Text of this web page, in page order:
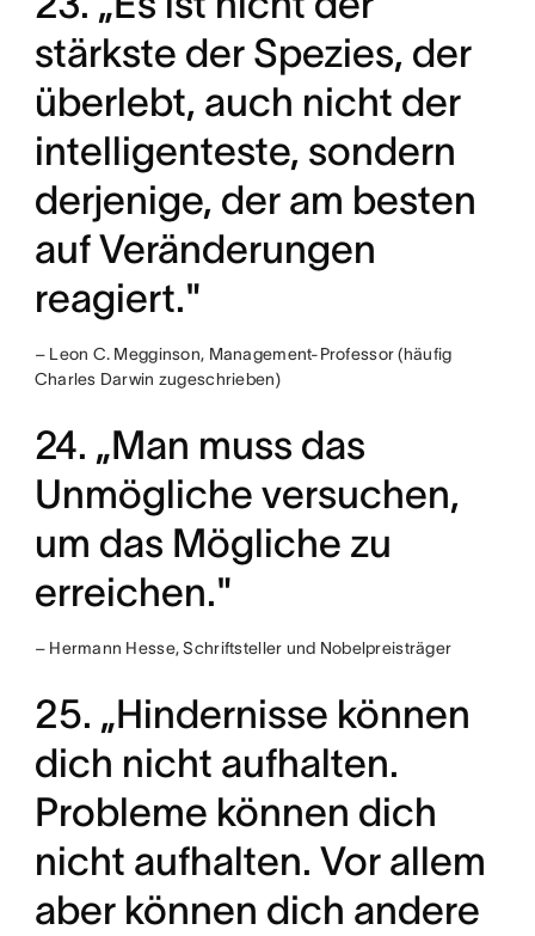
stärkste der Spezies, der
überlebt, auch nicht der
intelligenteste, sondern
derjenige, der am besten
auf Veränderungen
reagiert."
– Leon C. Megginson, Management-Professor (häufig
Charles Darwin zugeschrieben)
24. „Man muss das
Unmögliche versuchen,
um das Mögliche zu
erreichen."
– Hermann Hesse, Schriftsteller und Nobelpreisträger
25. „Hindernisse können
dich nicht aufhalten.
Probleme können dich
nicht aufhalten. Vor allem
aber können dich andere